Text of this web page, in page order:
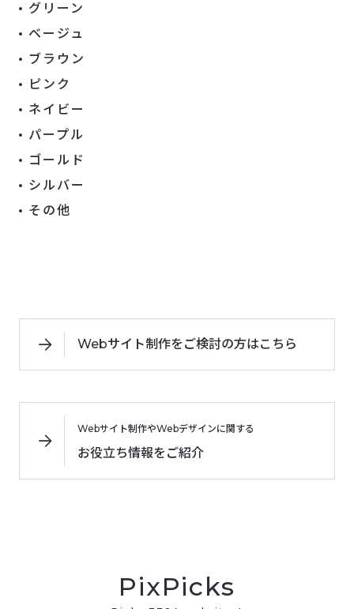
グリーン
ベージュ
ブラウン
ピンク
ネイビー
パープル
ゴールド
シルバー
その他
Webサイト制作をご検討の方はこちら
Webサイト制作やWebデザインに関する
お役立ち情報をご紹介
PixPicks